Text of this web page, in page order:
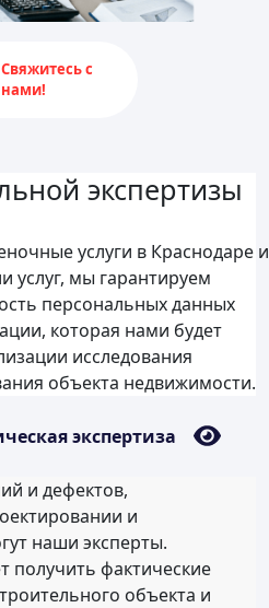
Свяжитесь с
нами!
экспертизы
услуги в Краснодаре и
услуг, мы гарантируем
персональных данных
которая нами будет
исследования
объекта недвижимости.
экспертиза
и дефектов,
и
наши эксперты.
получить фактические
объекта и